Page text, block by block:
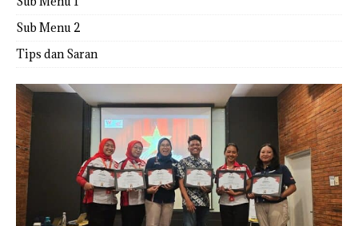
Sub Menu 2
Tips dan Saran